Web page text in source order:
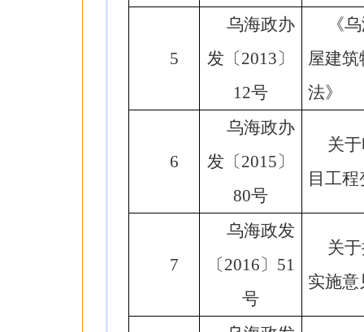
5
乌海政办
发〔2013〕
12号
《
屋建
法》
6
乌海政办
发〔2015〕
80号
关
目工
7
乌海政发
〔2016〕51
号
关
实施意